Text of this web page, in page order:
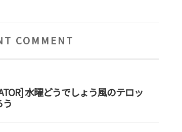
COMMENT
水曜どうでしょう風のテロッ